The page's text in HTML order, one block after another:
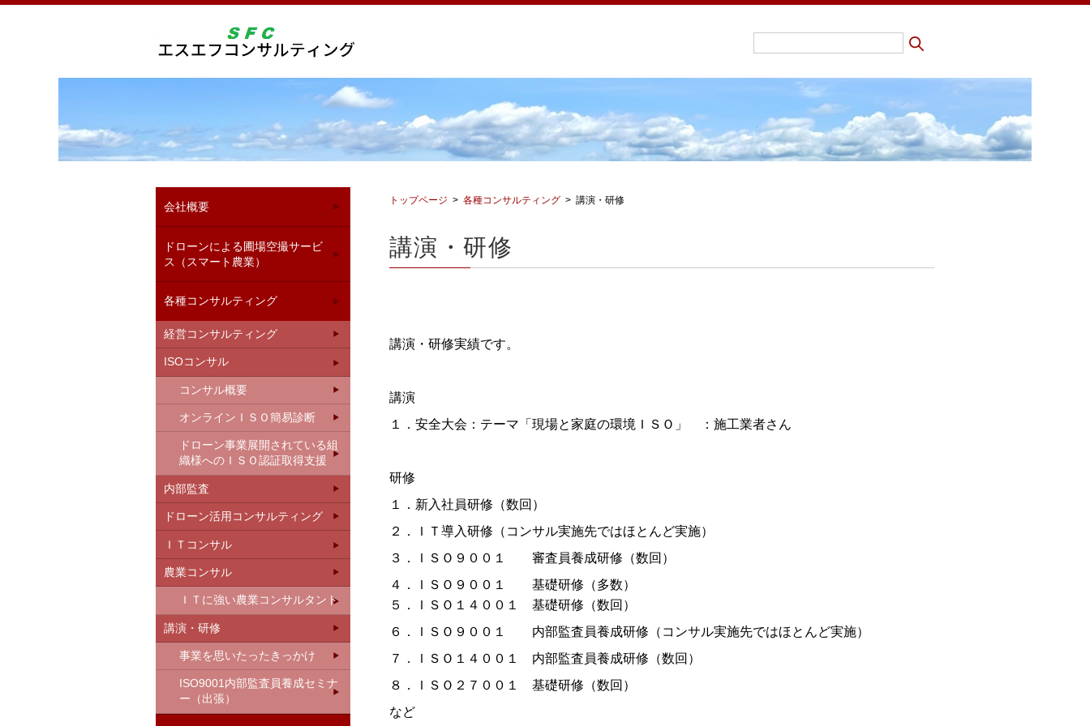
会社概要
ドローンによる圃場空撮サービ
ス（スマート農業）
各種コンサルティング
経営コンサルティング
ISOコンサル
コンサル概要
オンラインＩＳＯ簡易診断
ドローン事業展開されている組
織様へのＩＳＯ認証取得支援
内部監査
ドローン活用コンサルティング
ＩＴコンサル
農業コンサル
ＩＴに強い農業コンサルタント
講演・研修
事業を思いたったきっかけ
ISO9001内部監査員養成セミナ
ー（出張）
トップページ 各種コンサルティング 講演・研修
講演・研修
講演・研修実績です。
講演
１．安全大会：テーマ「現場と家庭の環境ＩＳＯ」 ：施工業者さん
研修
１．新入社員研修（数回）
２．ＩＴ導入研修（コンサル実施先ではほとんど実施）
３．ＩＳＯ９００１ 審査員養成研修（数回）
４．ＩＳＯ９００１ 基礎研修（多数）
５．ＩＳＯ１４００１ 基礎研修（数回）
６．ＩＳＯ９００１ 内部監査員養成研修（コンサル実施先ではほとんど実施）
７．ＩＳＯ１４００１ 内部監査員養成研修（数回）
８．ＩＳＯ２７００１ 基礎研修（数回）
など